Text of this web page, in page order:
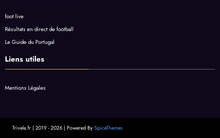
foot live
Résultats en direct de football
Le Guide du Portugal
Liens utiles
Mentions Légales
Trivela.fr | 2019 - 2026 | Powered By SpiceThemes